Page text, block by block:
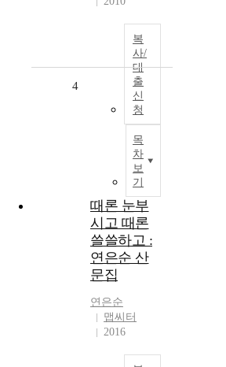
복
사/
대
출
신
청
목
차
보
기
4
때론 눈부
시고 때론
쓸쓸하고 :
연은순 산
문집
연은순
맵씨터
2016